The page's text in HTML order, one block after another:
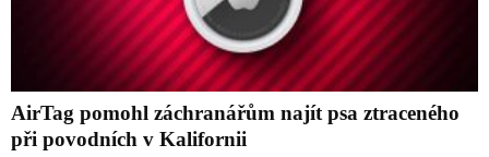
AirTag pomohl záchranářům najít psa ztraceného
při povodních v Kalifornii